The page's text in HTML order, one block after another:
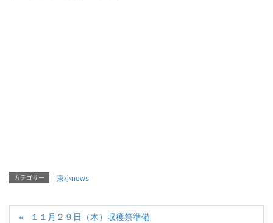
カテゴリー 東小news
１１月２９日（木）収穫祭準備